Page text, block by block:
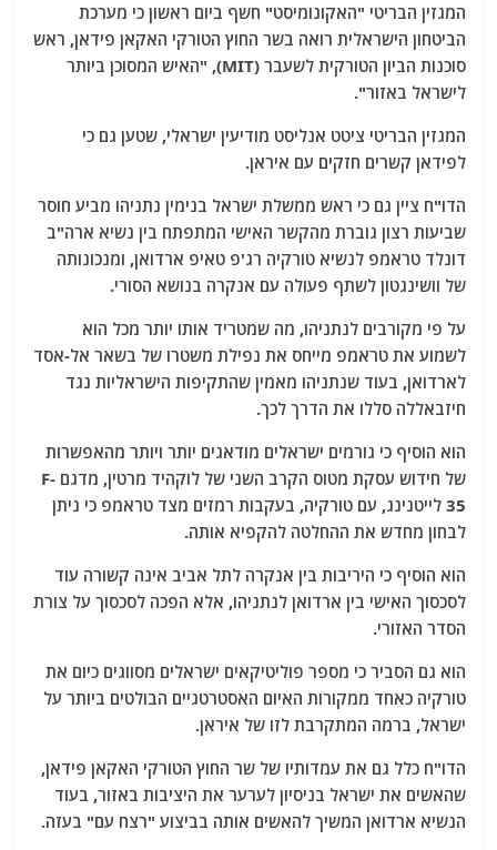
at
s
A
p
p
e
g
ra
m
ai
l
itt
er
c
e
o
o
k
המגזין הבריטי "האקונומיסט" חשף ביום ראשון כי מערכת
הביטחון הישראלית רואה בשר החוץ הטורקי האקאן פידאן, ראש
סוכנות הביון הטורקית לשעבר (MIT), "האיש המסוכן ביותר
לישראל באזור".
המגזין הבריטי ציטט אנליסט מודיעין ישראלי, שטען גם כי
לפידאן קשרים חזקים עם איראן.
הדו"ח ציין גם כי ראש ממשלת ישראל בנימין נתניהו מביע חוסר
שביעות רצון גוברת מהקשר האישי המתפתח בין נשיא ארה"ב
דונלד טראמפ לנשיא טורקיה רג'פ טאיפ ארדואן, ומנכונותה
של וושינגטון לשתף פעולה עם אנקרה בנושא הסורי.
על פי מקורבים לנתניהו, מה שמטריד אותו יותר מכל הוא
לשמוע את טראמפ מייחס את נפילת משטרו של בשאר אל-אסד
לארדואן, בעוד שנתניהו מאמין שהתקיפות הישראליות נגד
חיזבאללה סללו את הדרך לכך.
הוא הוסיף כי גורמים ישראלים מודאגים יותר ויותר מהאפשרות
של חידוש עסקת מטוס הקרב השני של לוקהיד מרטין, מדגם F-
35 לייטנינג, עם טורקיה, בעקבות רמזים מצד טראמפ כי ניתן
לבחון מחדש את ההחלטה להקפיא אותה.
הוא הוסיף כי היריבות בין אנקרה לתל אביב אינה קשורה עוד
לסכסוך האישי בין ארדואן לנתניהו, אלא הפכה לסכסוך על צורת
הסדר האזורי.
הוא גם הסביר כי מספר פוליטיקאים ישראלים מסווגים כיום את
טורקיה כאחד ממקורות האיום האסטרטגיים הבולטים ביותר על
ישראל, ברמה המתקרבת לזו של איראן.
הדו"ח כלל גם את עמדותיו של שר החוץ הטורקי האקאן פידאן,
שהאשים את ישראל בניסיון לערער את היציבות באזור, בעוד
הנשיא ארדואן המשיך להאשים אותה בביצוע "רצח עם" בעזה.